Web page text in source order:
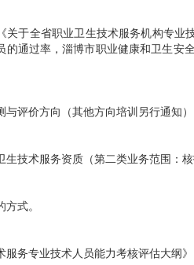
关于全省职业卫生技术服务机构专
的通过率，淄博市职业健康和卫生
与评价方向 （其他方向培训另行通知）
生技术服务资质（第二类业务范围：
式。
服务专业技术人员能力考核评估大纲